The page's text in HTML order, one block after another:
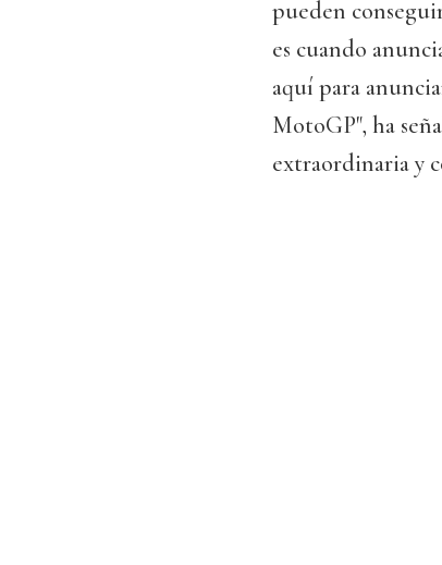
pueden
es cuando
aquí para
MotoGP", ha
extraordinaria y